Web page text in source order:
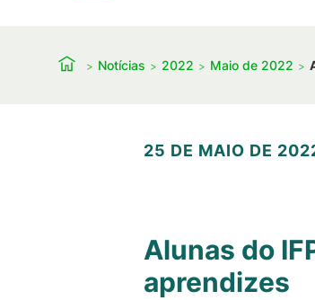
Notícias 2022 Maio de 2022
25 DE MAIO DE
Alunas do
aprendizes